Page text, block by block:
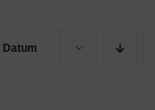
Datum